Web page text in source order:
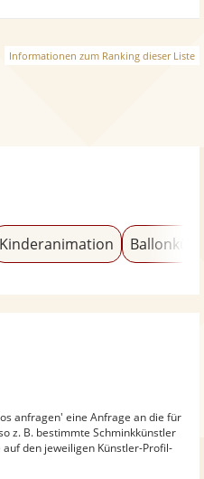
Informationen zum Ranking dieser Liste
Kinderanimation
anfragen' eine Anfrage an die für
z. B. bestimmte Schminkkünstler
den jeweiligen Künstler-Profil-